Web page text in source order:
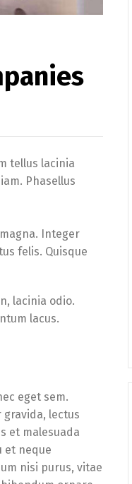
tellus lacinia
Phasellus
Integer
felis. Quisque
lacinia odio.
lacus.
eget sem.
lectus
et malesuada
et neque
nisi purus, vitae